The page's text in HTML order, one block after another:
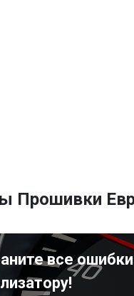
Прошивки
все